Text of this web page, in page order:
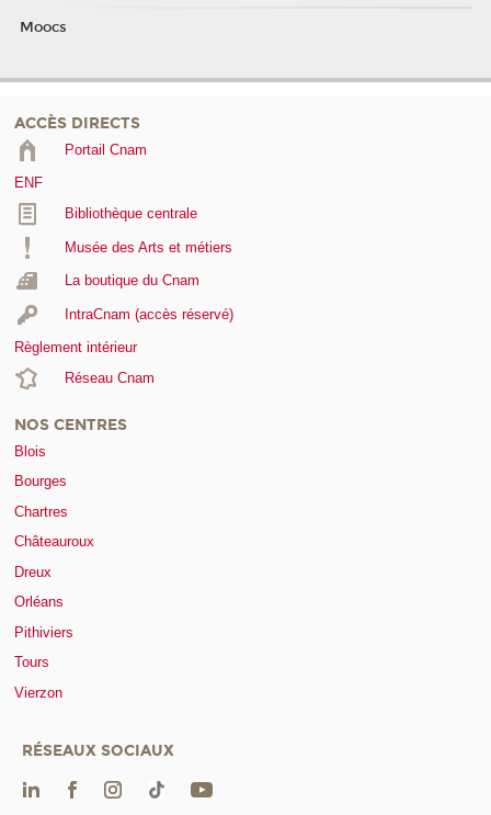
Moocs
ACCÈS DIRECTS
Portail Cnam
ENF
Bibliothèque centrale
Musée des Arts et métiers
La boutique du Cnam
IntraCnam (accès réservé)
Règlement intérieur
Réseau Cnam
NOS CENTRES
Blois
Bourges
Chartres
Châteauroux
Dreux
Orléans
Pithiviers
Tours
Vierzon
RÉSEAUX SOCIAUX